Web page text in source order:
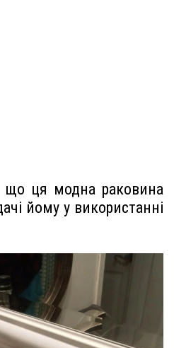
що ця модна раковина
йому у використанні